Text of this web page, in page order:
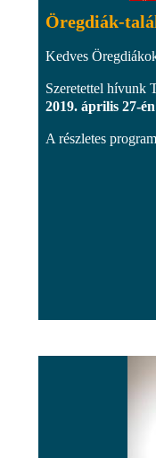
Öregdiák-
Kedves
Szeretettel hívunk
2019. április 27-én
A részletes